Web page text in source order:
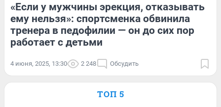
«Если у мужчины эрекция, отказывать
ему нельзя»: спортсменка обвинила
тренера в педофилии — он до сих пор
работает с детьми
4 июня, 2025, 13:30 2 248 Обсудить
ТОП 5